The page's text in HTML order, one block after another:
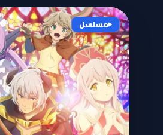
مسلسل